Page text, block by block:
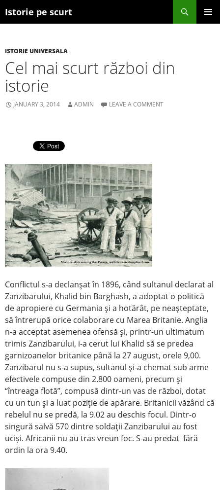
Istorie pe scurt
Search
SKIP TO CONTENT
ISTORIE UNIVERSALA
Cel mai scurt război din
istorie
JANUARY 3, 2014 ADMIN LEAVE A COMMENT
Conflictul s-a declanşat în 1896, când sultanul declarat al
Zanzibarului, Khalid bin Barghash, a adoptat o politică
de apropiere cu Germania şi a hotărât, pe neaşteptate,
să întrerupă orice colaborare cu Marea Britanie. Anglia
n-a acceptat asemenea ofensă şi, printr-un ultimatum
trimis Zanzibarului, i-a cerut lui Khalid să se predea
garnizoanelor britanice până la 27 august, orele 9,00.
Zanzibarul nu s-a supus, sultanul şi-a chemat sub arme
efectivele compuse din 2.800 oameni, precum şi
“întreaga flotă”, compusă dintr-un vas de război, dotat
cu un tun şi a luat poziţie de apărare. Britanicii văzând că
rebelul nu se predă, la 9.02 au deschis focul. Dintr-o
singură salvă 570 dintre soldaţii Zanzibarului au fost
uciși. Africanii nu au tras vreun foc. S-au predat fără
ordin la ora 9.40.